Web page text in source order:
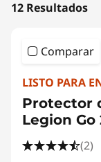
12 Resultados
Comparar
LISTO PARA
Protector
Legion Go
(2)